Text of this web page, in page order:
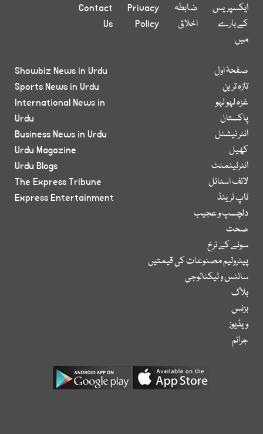
ایکسپریس
کے بارے
میں
ضابطہ
اخلاق
Privacy
Policy
Contact
Us
صفحۂ اول
تازہ ترین
غزہ لہو لہو
پاکستان
انٹر نیشنل
کھیل
انٹرٹینمنٹ
لائف اسٹائل
ٹاپ ٹرینڈ
دلچسپ و عجیب
صحت
سونے کے نرخ
پیٹرولیم مصنوعات کی قیمتیں
سائنس و ٹیکنالوجی
بلاگ
بزنس
ویڈیوز
جرائم
Showbiz News in Urdu
Sports News in Urdu
International News in
Urdu
Business News in Urdu
Urdu Magazine
Urdu Blogs
The Express Tribune
Express Entertainment